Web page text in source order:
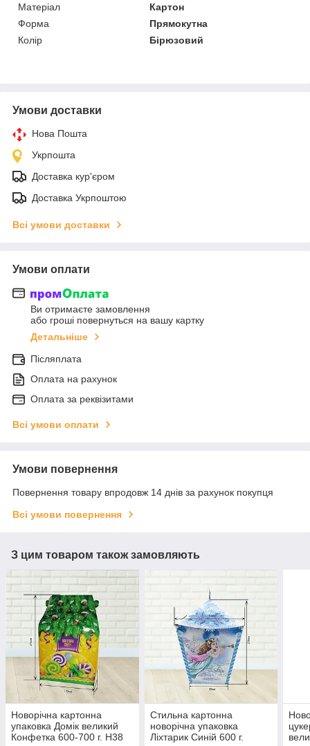
Матеріал
Картон
Форма
Прямокутна
Колір
Бірюзовий
Умови доставки
Нова Пошта
Укрпошта
Доставка кур'єром
Доставка Укрпоштою
Всі умови доставки
Умови оплати
Ви отримаєте замовлення
або гроші повернуться на вашу картку
Детальніше
Післяплата
Оплата на рахунок
Оплата за реквізитами
Всі умови оплати
Умови повернення
Повернення товару впродовж 14 днів за рахунок покупця
Всі умови повернення
З цим товаром також замовляють
Новорічна картонна
упаковка Домік великий
Конфетка 600-700 г. Н38
Стильна картонна
новорічна упаковка
Ліхтарик Синій 600 г.